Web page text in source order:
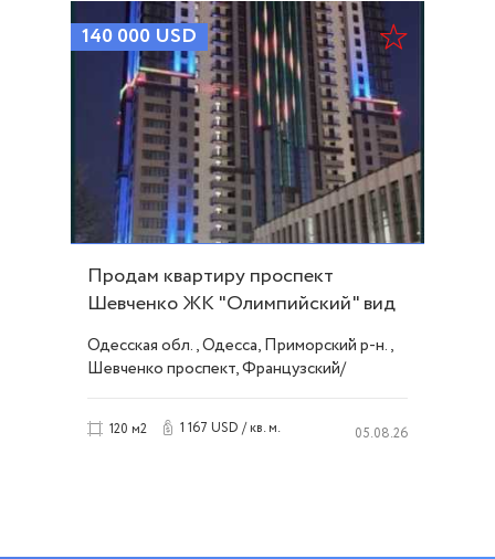
140 000 USD
Продам квартиру проспект
Шевченко ЖК "Олимпийский" вид
на море. ID 54108
Одесская обл., Одесса, Приморский р-н.,
Шевченко проспект, Французский/
120 м2 1 167 USD / кв. м. 05.08.26